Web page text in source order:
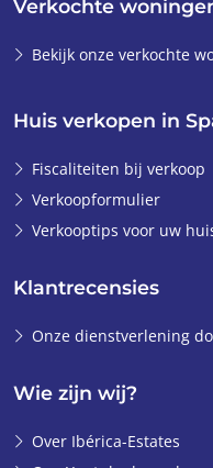
Verkochte
Bekijk onze verkochte
Huis verkopen in
Fiscaliteiten bij verkoop
Verkoopformulier
Verkooptips voor uw
Klantrecensies
Onze dienstverlening
Wie zijn wij?
Over Ibérica-Estates